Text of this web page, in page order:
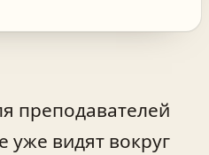
преподавателей
уже видят вокруг